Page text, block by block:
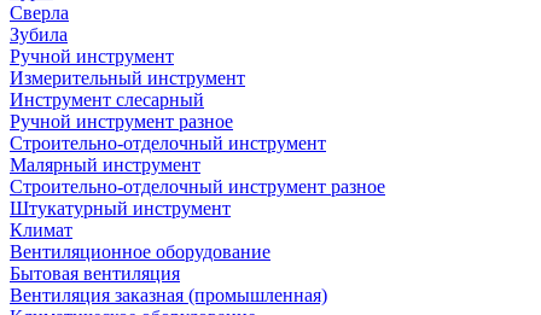
Сверла
Зубила
Ручной инструмент
Измерительный инструмент
Инструмент слесарный
Ручной инструмент разное
Строительно-отделочный инструмент
Малярный инструмент
Строительно-отделочный инструмент разное
Штукатурный инструмент
Климат
Вентиляционное оборудование
Бытовая вентиляция
Вентиляция заказная (промышленная)